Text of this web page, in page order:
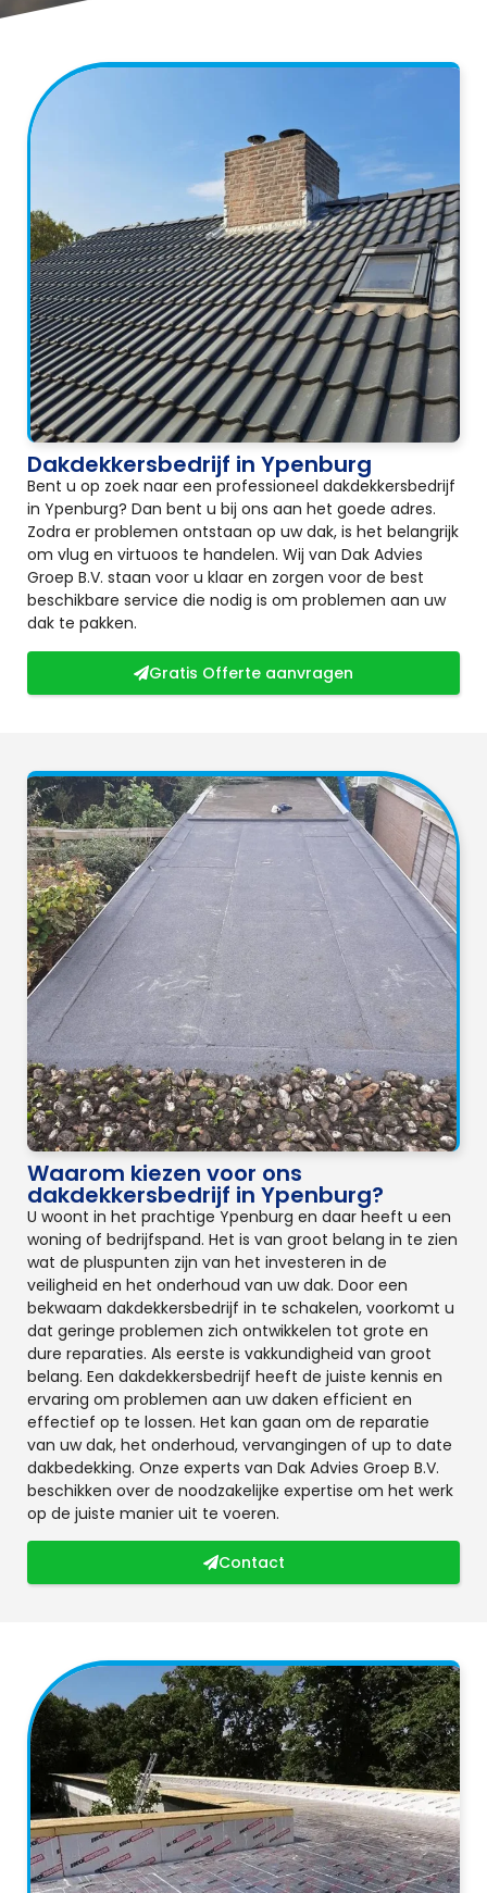
Dakdekkersbedrijf in Ypenburg
Bent u op zoek naar een professioneel dakdekkersbedrijf
in Ypenburg? Dan bent u bij ons aan het goede adres.
Zodra er problemen ontstaan op uw dak, is het belangrijk
om vlug en virtuoos te handelen. Wij van Dak Advies
Groep B.V. staan voor u klaar en zorgen voor de best
beschikbare service die nodig is om problemen aan uw
dak te pakken.
Gratis Offerte aanvragen
Waarom kiezen voor ons
dakdekkersbedrijf in Ypenburg?
U woont in het prachtige Ypenburg en daar heeft u een
woning of bedrijfspand. Het is van groot belang in te zien
wat de pluspunten zijn van het investeren in de
veiligheid en het onderhoud van uw dak. Door een
bekwaam dakdekkersbedrijf in te schakelen, voorkomt u
dat geringe problemen zich ontwikkelen tot grote en
dure reparaties. Als eerste is vakkundigheid van groot
belang. Een dakdekkersbedrijf heeft de juiste kennis en
ervaring om problemen aan uw daken efficient en
effectief op te lossen. Het kan gaan om de reparatie
van uw dak, het onderhoud, vervangingen of up to date
dakbedekking. Onze experts van Dak Advies Groep B.V.
beschikken over de noodzakelijke expertise om het werk
op de juiste manier uit te voeren.
Contact